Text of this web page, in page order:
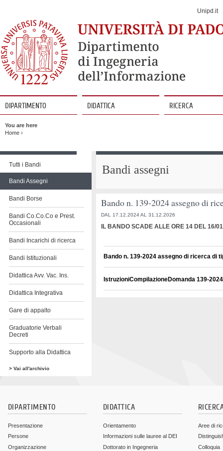
Unipd.it
DIPARTIMENTO DIDATTICA RICERCA
contenuto
You are here
Home ›
Vai
contenuto
Tutti i Bandi
Bandi Assegni
Bandi Borse
Bandi Co.Co.Co e Prest.
Occasionali
Bandi Incarichi di ricerca
Bandi Istituzionali
Didattica Avv. Vac. Ins.
Didattica Integrativa
Gare di appalto
Graduatorie Verbali
Decreti
Supporto alla Didattica
> Vai all'archivio
Bandi assegni
Bando n. 139-2024 assegno di
DAL 17.12.2024 AL 31.12.2026
IL BANDO SCADE ALLE ORE 14 DEL 16/
Bando n. 139-2024 assegno di ricerca di
IstruzioniCompilazioneDomanda 139-
DIPARTIMENTO
Presentazione
Persone
Organizzazione
DIDATTICA
Orientamento
Informazioni sulle lauree al DEI
Dottorato in Ingegneria
Aree di
Colloquia